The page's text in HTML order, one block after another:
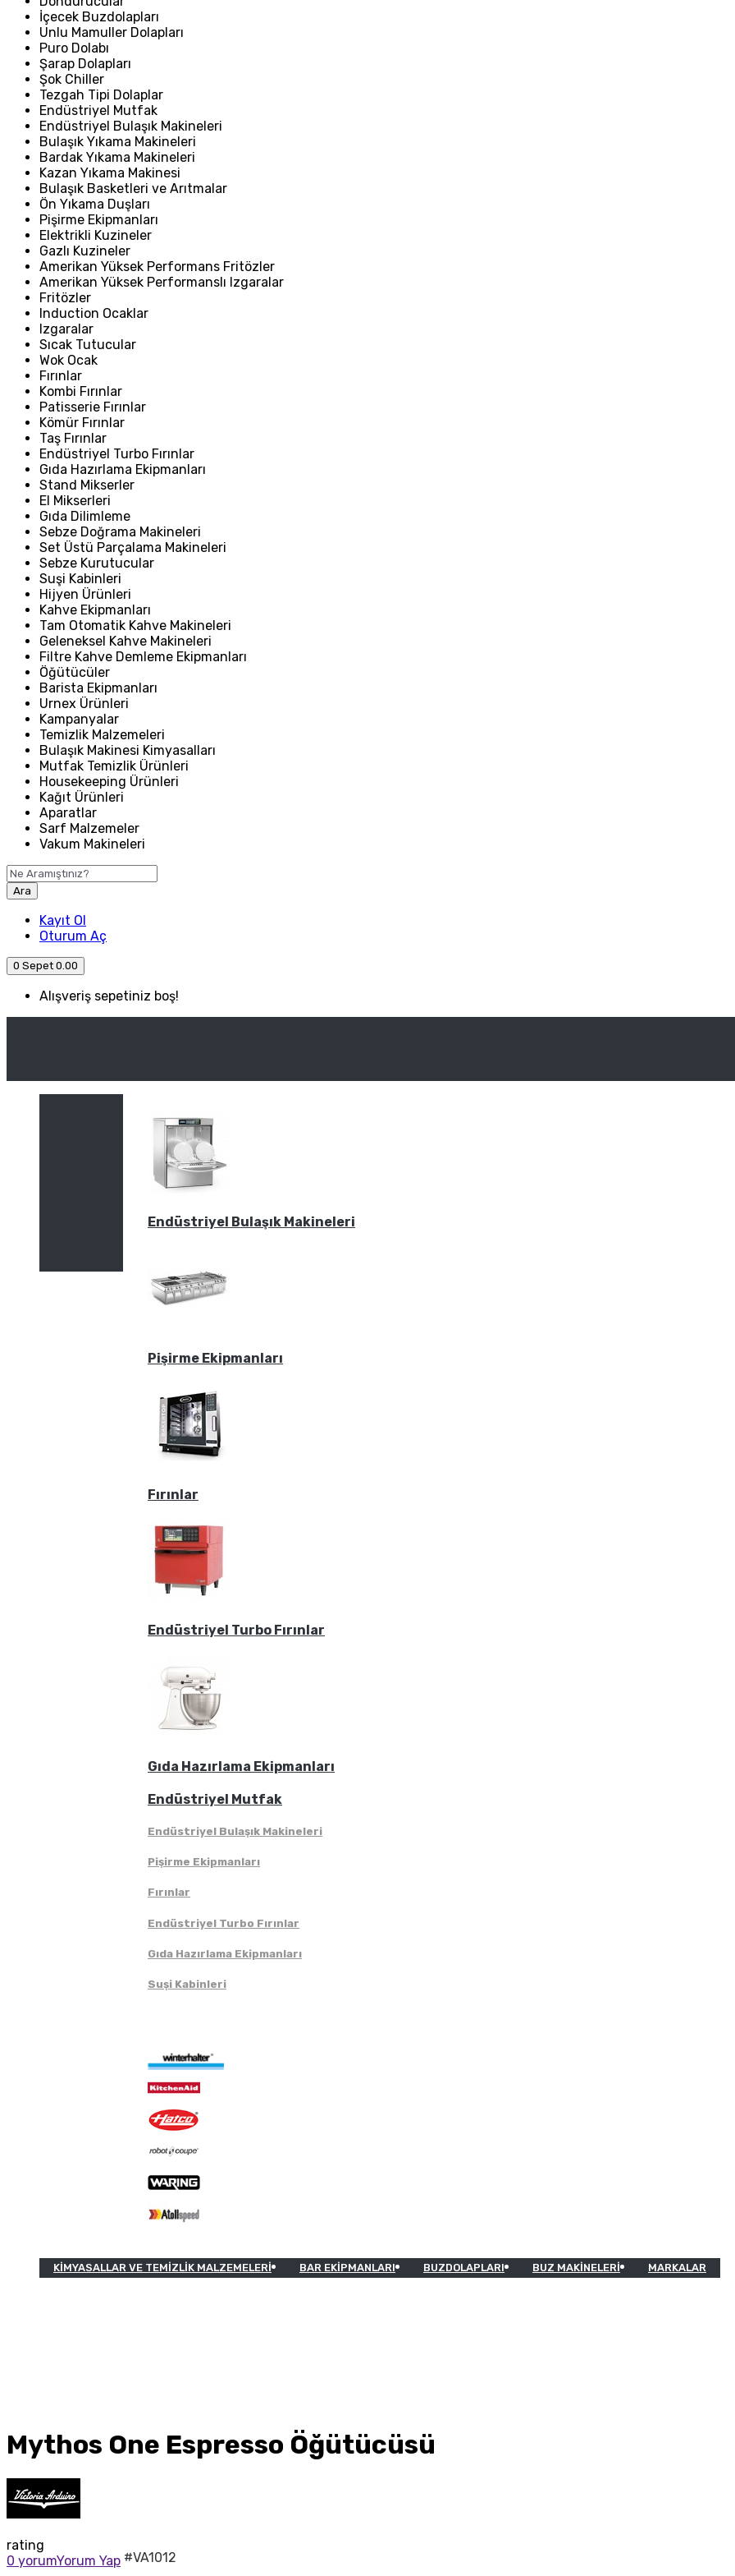
İçecek Buzdolapları
Unlu Mamuller Dolapları
Puro Dolabı
Şarap Dolapları
Şok Chiller
Tezgah Tipi Dolaplar
Endüstriyel Mutfak
Endüstriyel Bulaşık Makineleri
Bulaşık Yıkama Makineleri
Bardak Yıkama Makineleri
Kazan Yıkama Makinesi
Bulaşık Basketleri ve Arıtmalar
Ön Yıkama Duşları
Pişirme Ekipmanları
Elektrikli Kuzineler
Gazlı Kuzineler
Amerikan Yüksek Performans Fritözler
Amerikan Yüksek Performanslı Izgaralar
Fritözler
Induction Ocaklar
Izgaralar
Sıcak Tutucular
Wok Ocak
Fırınlar
Kombi Fırınlar
Patisserie Fırınlar
Kömür Fırınlar
Taş Fırınlar
Endüstriyel Turbo Fırınlar
Gıda Hazırlama Ekipmanları
Stand Mikserler
El Mikserleri
Gıda Dilimleme
Sebze Doğrama Makineleri
Set Üstü Parçalama Makineleri
Sebze Kurutucular
Suşi Kabinleri
Hijyen Ürünleri
Kahve Ekipmanları
Tam Otomatik Kahve Makineleri
Geleneksel Kahve Makineleri
Filtre Kahve Demleme Ekipmanları
Öğütücüler
Barista Ekipmanları
Urnex Ürünleri
Kampanyalar
Temizlik Malzemeleri
Bulaşık Makinesi Kimyasalları
Mutfak Temizlik Ürünleri
Housekeeping Ürünleri
Kağıt Ürünleri
Aparatlar
Sarf Malzemeler
Vakum Makineleri
Ara
Kayıt Ol
Oturum Aç
0 Sepet 0.00
Alışveriş sepetiniz boş!
Kategori
Endüstriyel Bulaşık Makineleri
Pişirme Ekipmanları
Fırınlar
Endüstriyel Turbo Fırınlar
Gıda Hazırlama Ekipmanları
Endüstriyel Mutfak
Endüstriyel Bulaşık Makineleri
Pişirme Ekipmanları
Fırınlar
Endüstriyel Turbo Fırınlar
Gıda Hazırlama Ekipmanları
Suşi Kabinleri
KIMYASALLAR VE TEMIZLIK MALZEMELERI BAR EKIPMANLARI BUZDOLAPLARI BUZ MAKINELERI MARKALAR
Mythos One Espresso Öğütücüsü
rating
0 yorumYorum Yap #VA1012